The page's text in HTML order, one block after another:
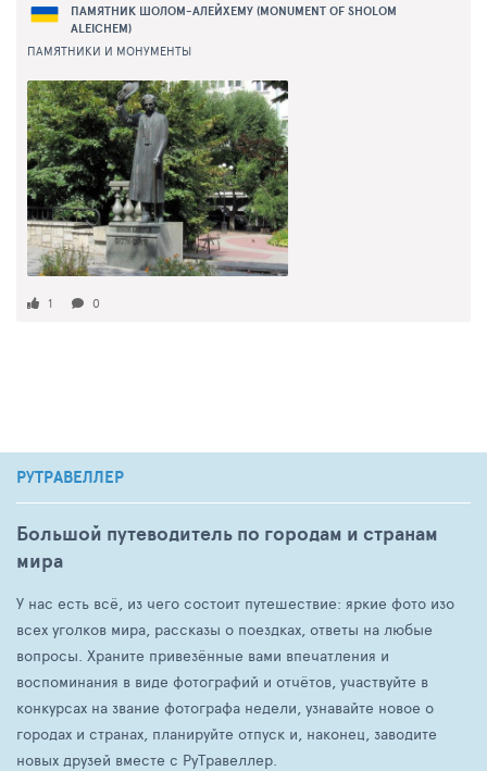
ПАМЯТНИК ШОЛОМ-АЛЕЙХЕМУ (MONUMENT OF SHOLOM
ALEICHEM)
ПАМЯТНИКИ И МОНУМЕНТЫ
1 0
РУТРАВЕЛЛЕР
Большой путеводитель по городам и странам
мира
У нас есть всё, из чего состоит путешествие: яркие фото изо
всех уголков мира, рассказы о поездках, ответы на любые
вопросы. Храните привезённые вами впечатления и
воспоминания в виде фотографий и отчётов, участвуйте в
конкурсах на звание фотографа недели, узнавайте новое о
городах и странах, планируйте отпуск и, наконец, заводите
новых друзей вместе с РуТравеллер.